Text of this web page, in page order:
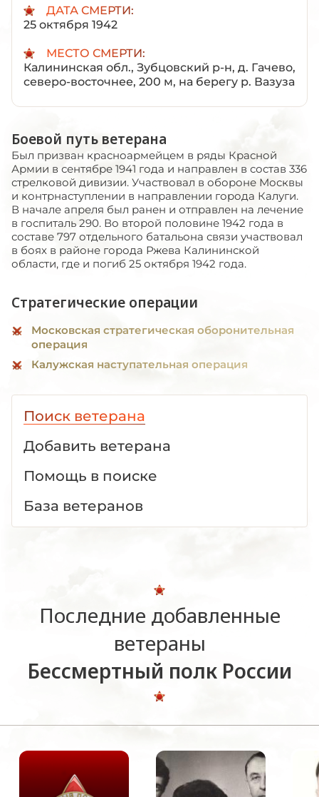
ДАТА СМЕРТИ:
25 октября 1942
МЕСТО СМЕРТИ:
Калининская обл., Зубцовский р-н, д. Гачево,
северо-восточнее, 200 м, на берегу р. Вазуза
Боевой путь ветерана
Был призван красноармейцем в ряды Красной
Армии в сентябре 1941 года и направлен в состав 336
стрелковой дивизии. Участвовал в обороне Москвы
и контрнаступлении в направлении города Калуги.
В начале апреля был ранен и отправлен на лечение
в госпиталь 290. Во второй половине 1942 года в
составе 797 отдельного батальона связи участвовал
в боях в районе города Ржева Калининской
области, где и погиб 25 октября 1942 года.
Стратегические операции
Московская стратегическая оборонительная
операция
Калужская наступательная операция
Поиск ветерана
Добавить ветерана
Помощь в поиске
База ветеранов
Последние добавленные
ветераны
Бессмертный полк России